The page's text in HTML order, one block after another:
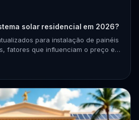
solar residencial em 2026?
para instalação de painéis
fatores que influenciam o preço e